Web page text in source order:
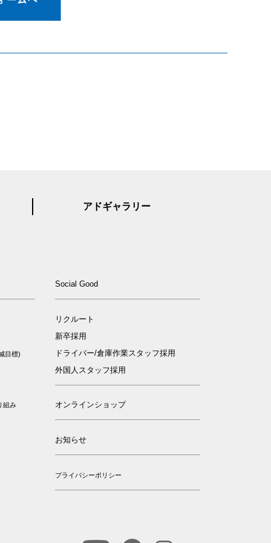
アドギャラリー
目標)
組み
Social Good
リクルート
新卒採用
ドライバー/倉庫作業スタッフ採用
外国人スタッフ採用
オンラインショップ
お知らせ
プライバシーポリシー